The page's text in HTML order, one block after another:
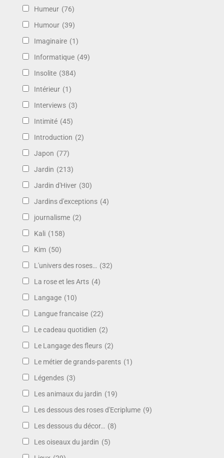
Humeur (76)
Humour (39)
Imaginaire (1)
Informatique (49)
Insolite (384)
Intérieur (1)
Interviews (3)
Intimité (45)
Introduction (2)
Japon (77)
Jardin (213)
Jardin d'Hiver (30)
Jardins d'exceptions (4)
journalisme (2)
Kali (158)
Kim (50)
L'univers des roses… (32)
La rose et les Arts (4)
Langage (10)
Langue francaise (22)
Le cadeau quotidien (2)
Le Langage des fleurs (2)
Le métier de grands-parents (1)
Légendes (3)
Les animaux du jardin (19)
Les dessous des roses d'Ecriplume (9)
Les dessous du décor… (8)
Les oiseaux du jardin (5)